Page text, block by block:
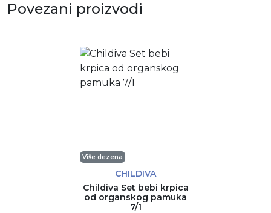
Povezani proizvodi
Više dezena
CHILDIVA
Childiva Set bebi krpica
od organskog pamuka
7/1